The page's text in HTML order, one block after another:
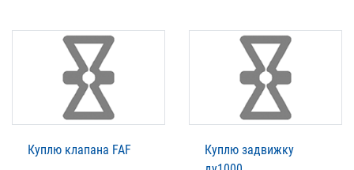
Куплю клапана FAF
Куплю задвижку